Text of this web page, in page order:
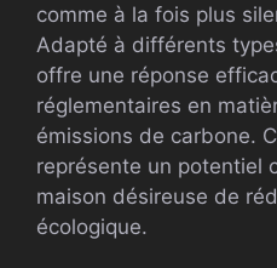
comme à la fois plus
Adapté à différents
offre une réponse
réglementaires en
émissions de carbone.
représente un potentiel
maison désireuse de
écologique.